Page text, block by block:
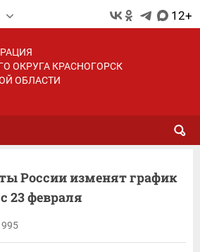
12+
ОКРУГА КРАСНОГОРСК
ОБЛАСТИ
России изменят график
23 февраля